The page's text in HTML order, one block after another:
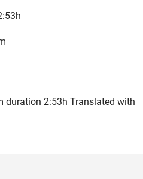
duration 2:53h Translated with